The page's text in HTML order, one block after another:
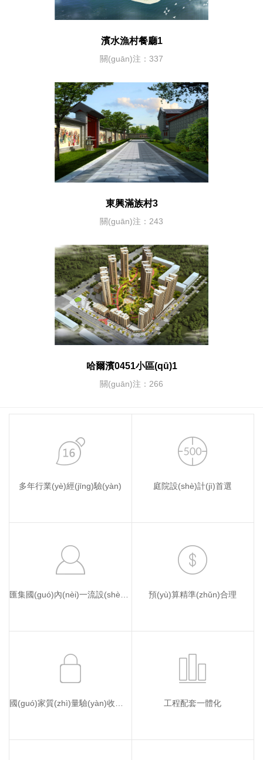
濱水漁村餐廳1
關(guān)注：337
東興滿族村3
關(guān)注：243
哈爾濱0451小區(qū)1
關(guān)注：266
多年行業(yè)經(jīng)驗(yàn) 庭院設(shè)計(jì)首選
預(yù)算精準(zhǔn)合理
工程配套一體化